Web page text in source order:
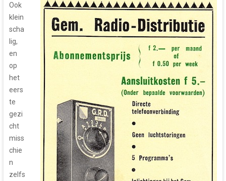
Ook
klein
scha
lig,
en
op
het
eers
te
gezi
cht
miss
chie
n
zelfs